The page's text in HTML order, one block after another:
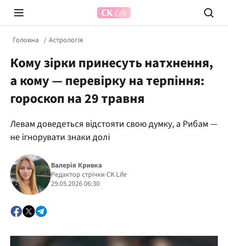
Prosecco Time
Головна Астрологія
Кому зірки принесуть натхнення,
а кому — перевірку на терпіння:
гороскоп на 29 травня
Левам доведеться відстояти свою думку, а Рибам —
не ігнорувати знаки долі
Валерія Кривка
Редактор стрічки CK Life
29.05.2026 06:30